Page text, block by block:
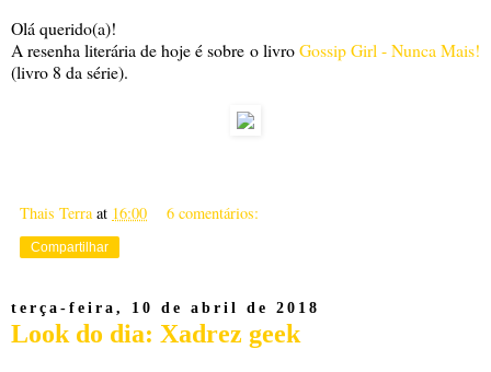
Olá querido(a)!
A resenha literária de hoje é sobre o livroGossip Girl - Nunca Mais!
(livro 8 da série).
Thais Terra at 16:00 6 comentários:
Compartilhar
terça-feira, 10 de abril de 2018
Look do dia: Xadrez geek